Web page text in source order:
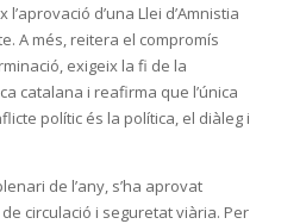
d’una Llei d’Amnistia
A més, reitera el compromís
exigeix la fi de la
catalana i reafirma que l’única
polític és la política, el diàleg i
de l’any, s’ha aprovat
circulació i seguretat viària. Per